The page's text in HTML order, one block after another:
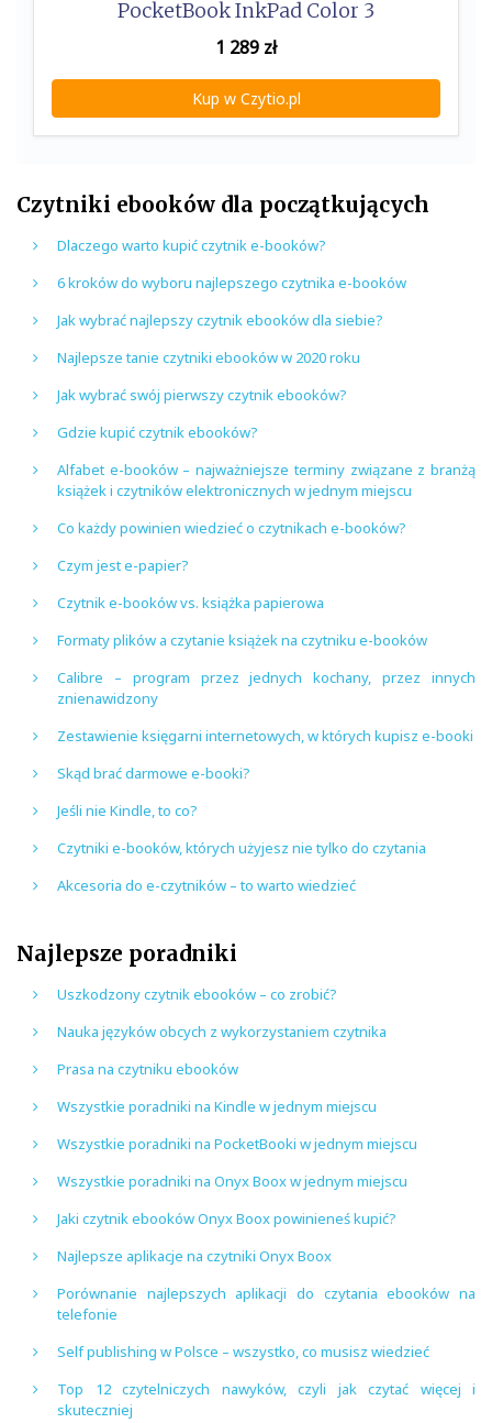
PocketBook InkPad Color 3
1 289 zł
Kup w Czytio.pl
Czytniki ebooków dla początkujących
Dlaczego warto kupić czytnik e-booków?
6 kroków do wyboru najlepszego czytnika e-booków
Jak wybrać najlepszy czytnik ebooków dla siebie?
Najlepsze tanie czytniki ebooków w 2020 roku
Jak wybrać swój pierwszy czytnik ebooków?
Gdzie kupić czytnik ebooków?
Alfabet e-booków – najważniejsze terminy związane z branżą
książek i czytników elektronicznych w jednym miejscu
Co każdy powinien wiedzieć o czytnikach e-booków?
Czym jest e-papier?
Czytnik e-booków vs. książka papierowa
Formaty plików a czytanie książek na czytniku e-booków
Calibre – program przez jednych kochany, przez innych
znienawidzony
Zestawienie księgarni internetowych, w których kupisz e-booki
Skąd brać darmowe e-booki?
Jeśli nie Kindle, to co?
Czytniki e-booków, których użyjesz nie tylko do czytania
Akcesoria do e-czytników – to warto wiedzieć
Najlepsze poradniki
Uszkodzony czytnik ebooków – co zrobić?
Nauka języków obcych z wykorzystaniem czytnika
Prasa na czytniku ebooków
Wszystkie poradniki na Kindle w jednym miejscu
Wszystkie poradniki na PocketBooki w jednym miejscu
Wszystkie poradniki na Onyx Boox w jednym miejscu
Jaki czytnik ebooków Onyx Boox powinieneś kupić?
Najlepsze aplikacje na czytniki Onyx Boox
Porównanie najlepszych aplikacji do czytania ebooków na
telefonie
Self publishing w Polsce – wszystko, co musisz wiedzieć
Top 12 czytelniczych nawyków, czyli jak czytać więcej i
skuteczniej